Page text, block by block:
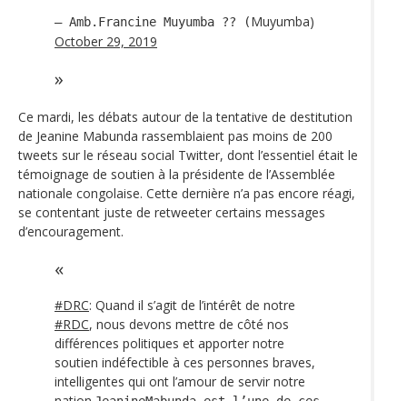
— Amb.Francine Muyumba ?? (Muyumba)
October 29, 2019
Ce mardi, les débats autour de la tentative de destitution
de Jeanine Mabunda rassemblaient pas moins de 200
tweets sur le réseau social Twitter, dont l’essentiel était le
témoignage de soutien à la présidente de l’Assemblée
nationale congolaise. Cette dernière n’a pas encore réagi,
se contentant juste de retweeter certains messages
d’encouragement.
#DRC: Quand il s’agit de l’intérêt de notre
#RDC, nous devons mettre de côté nos
différences politiques et apporter notre
soutien indéfectible à ces personnes braves,
intelligentes qui ont l’amour de servir notre